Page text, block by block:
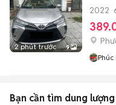
2 phút trước 9
2022
Phúc
Bạn cần tìm dung lượng